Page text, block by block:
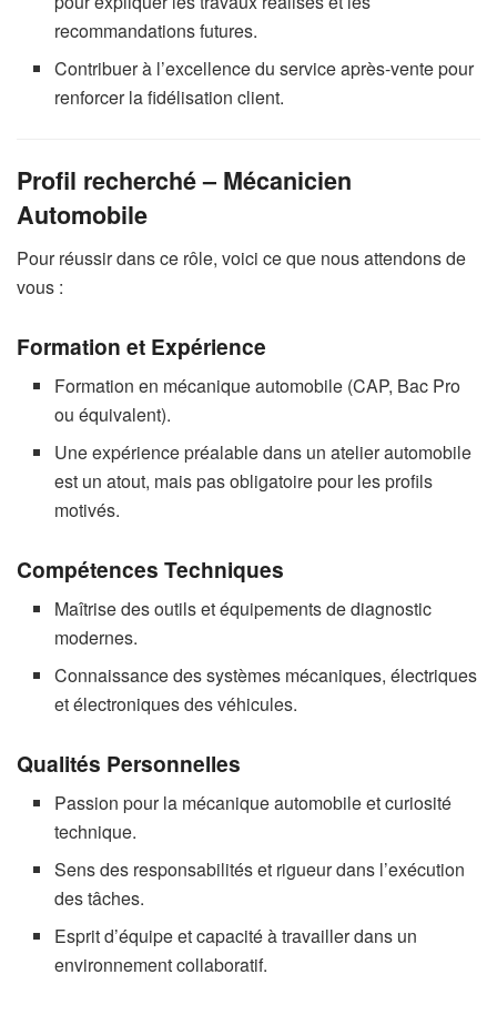
recommandations futures.
Contribuer à l’excellence du service après-vente pour
renforcer la fidélisation client.
Profil recherché – Mécanicien
Automobile
Pour réussir dans ce rôle, voici ce que nous attendons de
vous :
Formation et Expérience
Formation en mécanique automobile (CAP, Bac Pro
ou équivalent).
Une expérience préalable dans un atelier automobile
est un atout, mais pas obligatoire pour les profils
motivés.
Compétences Techniques
Maîtrise des outils et équipements de diagnostic
modernes.
Connaissance des systèmes mécaniques, électriques
et électroniques des véhicules.
Qualités Personnelles
Passion pour la mécanique automobile et curiosité
technique.
Sens des responsabilités et rigueur dans l’exécution
des tâches.
Esprit d’équipe et capacité à travailler dans un
environnement collaboratif.